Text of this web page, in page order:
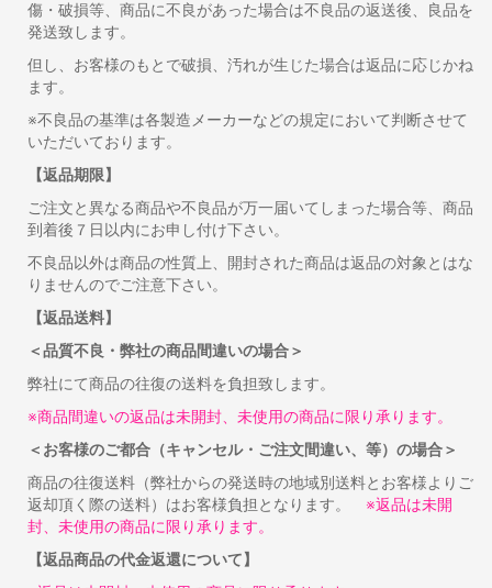
傷・破損等、商品に不良があった場合は不良品の返送後、良品を
発送致します。
但し、お客様のもとで破損、汚れが生じた場合は返品に応じかね
ます。
※不良品の基準は各製造メーカーなどの規定において判断させて
いただいております。
【返品期限】
ご注文と異なる商品や不良品が万一届いてしまった場合等、商品
到着後７日以内にお申し付け下さい。
不良品以外は商品の性質上、開封された商品は返品の対象とはな
りませんのでご注意下さい。
【返品送料】
＜品質不良・弊社の商品間違いの場合＞
弊社にて商品の往復の送料を負担致します。
※商品間違いの返品は未開封、未使用の商品に限り承ります。
＜お客様のご都合（キャンセル・ご注文間違い、等）の場合＞
商品の往復送料（弊社からの発送時の地域別送料とお客様よりご
返却頂く際の送料）はお客様負担となります。 ※返品は未開
封、未使用の商品に限り承ります。
【返品商品の代金返還について】